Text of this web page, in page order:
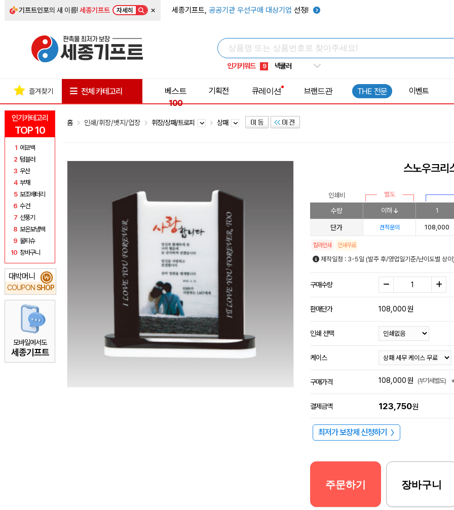
기프트인포의 새 이름!세종기프트 자세히 × 세종기프트, 공공기관 우선구매 대상기업 선정!
인기키워드
6 우산
8 쿨토시
9 넥쿨러
10 타포린가방
인기카테고리
TOP 10
1 에코백
2 텀블러
3 우산
4 부채
5 보조배터리
6 수건
7 선풍기
8 보온보냉백
9 물티슈
10 장바구니
대박머니
COUPON SHOP
₩
모바일에서도
세종기프트
즐겨찾기 전체 카테고리
베스트
100
기획전 큐레이션 브랜드관 THE 전문 이벤트
홈 인쇄/휘장/뱃지/업장 휘장/상패/트로피 상패
스노우크
인쇄비 별도
수량 이하 1
단가 견적문의 108,000
칼라인쇄 인쇄무료
제작일정 : 3-5일 (발주 후/영업일기준/난이도별 상
구매수량
판매단가 108,000원
인쇄 선택
케이스
구매가격 108,000원 (부가세별도)
결제금액 123,750원
최저가 보장제 신청하기 〉
주문하기 장바구니